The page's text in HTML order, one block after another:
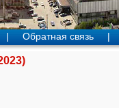
| Обратная связь |